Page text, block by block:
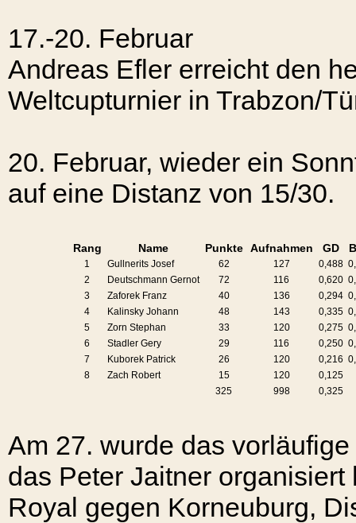
17.-20. Februar
Andreas Efler erreicht den
Weltcupturnier in Trabzon/
20. Februar, wieder ein
auf eine Distanz von 15/30.
Rang Name Punkte Aufnahmen GD
1 Gullnerits Josef 62 127 0,488
2
Deutschmann Gernot 72 116 0,620
3
Zaforek Franz 40 136 0,294
4
Kalinsky Johann 48 143 0,335
5
Zorn Stephan 33 120 0,275
6
Stadler Gery 29 116 0,250
7
Kuborek Patrick 26 120 0,216
8
Zach Robert 15 120
0,125
325
998 0,325
Am 27. wurde das
das Peter Jaitner
Royal gegen Korneuburg,